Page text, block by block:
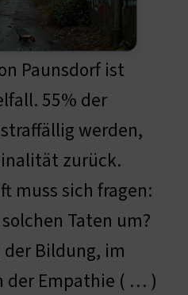
Paunsdorf ist
55% der
werden,
zurück.
muss sich fragen:
Taten um?
Bildung, im
der Empathie ( … )